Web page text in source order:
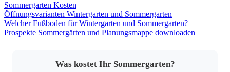
Sommergarten Kosten
Öffnungsvarianten Wintergarten und Sommergarten
Welcher Fußboden für Wintergarten und Sommergarten?
Prospekte Sommergärten und Planungsmappe downloaden
Was kostet Ihr Sommergarten?